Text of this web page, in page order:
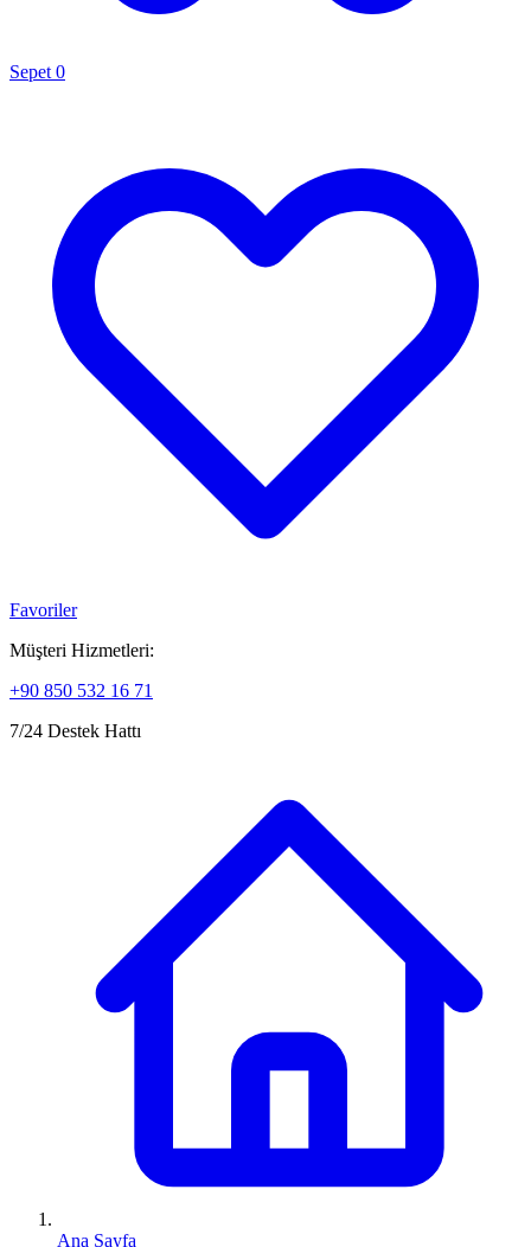
Sepet 0
Favoriler
Müşteri Hizmetleri:
+90 850 532 16 71
7/24 Destek Hattı
Ana Sayfa